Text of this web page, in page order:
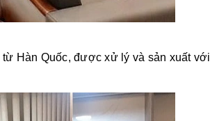
Hàn Quốc, được xử lý và sản xuất với